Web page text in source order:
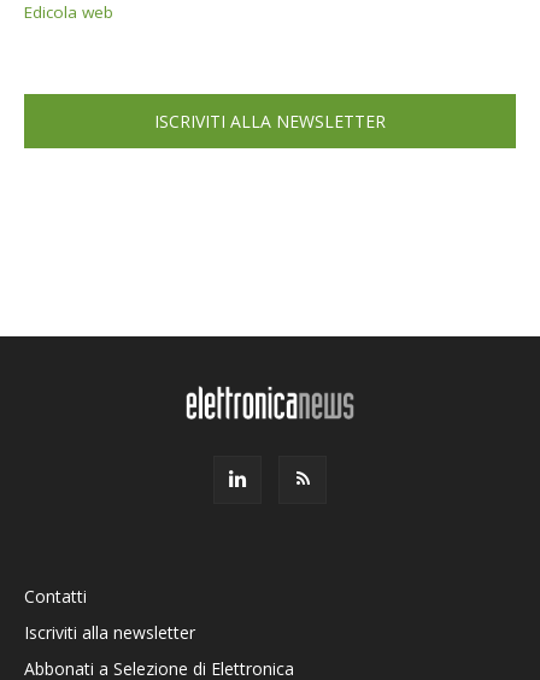
Edicola web
ISCRIVITI ALLA NEWSLETTER
Contatti
Iscriviti alla newsletter
Abbonati a Selezione di Elettronica